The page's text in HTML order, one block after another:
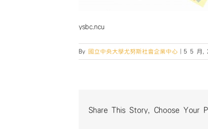
ysbc.ncu
By 國立中央大學尤努斯社會企業中心 5 5 月,
Share This Story, Choose Your